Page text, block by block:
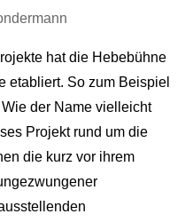
hat die Hebebühne
etabliert. So zum Beispiel
Wie der Name vielleicht
Projekt rund um die
die kurz vor ihrem